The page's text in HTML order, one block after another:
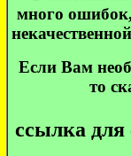
много
Если Вам
то
ссылка